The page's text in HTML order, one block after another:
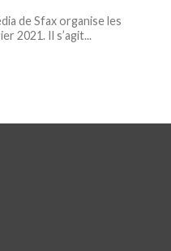
de Sfax organise les
2021. Il s’agit...